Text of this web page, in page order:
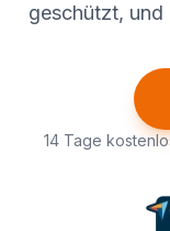
geschützt, und
14 Tage